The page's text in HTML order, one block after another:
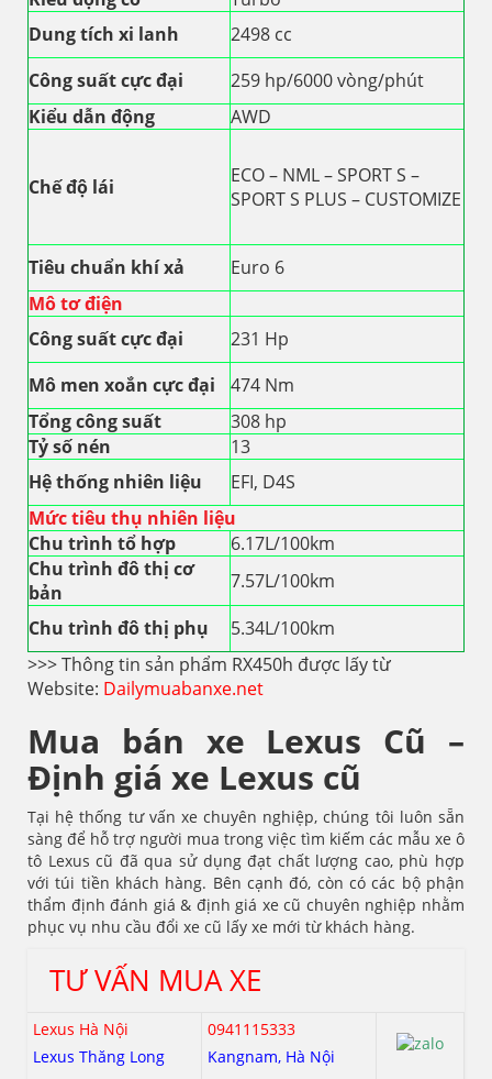
Dung tích xi lanh
2498 cc
Công suất cực đại
259 hp/6000 vòng/phút
Kiểu dẫn động
AWD
Chế độ lái
ECO – NML – SPORT S –
SPORT S PLUS – CUSTOMIZE
Tiêu chuẩn khí xả
Euro 6
Mô tơ điện
Công suất cực đại
231 Hp
Mô men xoắn cực đại
474 Nm
Tổng công suất
308 hp
Tỷ số nén
13
Hệ thống nhiên liệu
EFI, D4S
Mức tiêu thụ nhiên liệu
Chu trình tổ hợp
6.17L/100km
Chu trình đô thị cơ
bản
7.57L/100km
Chu trình đô thị phụ
5.34L/100km
>>> Thông tin sản phẩm RX450h được lấy từ
Website: Dailymuabanxe.net
Mua bán xe Lexus Cũ –
Định giá xe Lexus cũ
Tại hệ thống tư vấn xe chuyên nghiệp, chúng tôi luôn sẵn
sàng để hỗ trợ người mua trong việc tìm kiếm các mẫu xe ô
tô Lexus cũ đã qua sử dụng đạt chất lượng cao, phù hợp
với túi tiền khách hàng. Bên cạnh đó, còn có các bộ phận
thẩm định đánh giá & định giá xe cũ chuyên nghiệp nhằm
phục vụ nhu cầu đổi xe cũ lấy xe mới từ khách hàng.
TƯ VẤN MUA XE
Lexus Hà Nội
Lexus Thăng Long
0941115333
Kangnam, Hà Nội